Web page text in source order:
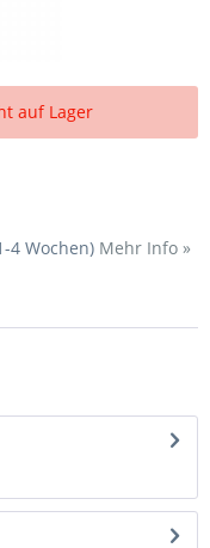
auf Lager
4 Wochen) Mehr Info »